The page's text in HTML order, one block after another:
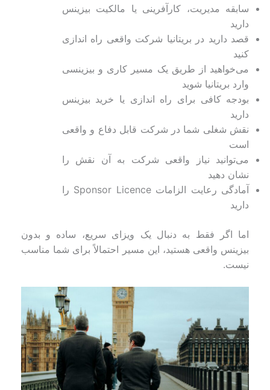
سابقه مدیریت، کارآفرینی یا مالکیت بیزینس
دارید
قصد دارید در بریتانیا شرکت واقعی راه اندازی
کنید
می‌خواهید از طریق یک مسیر کاری و بیزینسی
وارد بریتانیا شوید
بودجه کافی برای راه اندازی یا خرید بیزینس
دارید
نقش شغلی شما در شرکت قابل دفاع و واقعی
است
می‌توانید نیاز واقعی شرکت به آن نقش را
نشان دهید
آمادگی رعایت الزامات Sponsor Licence را
دارید
اما اگر فقط به دنبال یک ویزای سریع، ساده و بدون
بیزینس واقعی هستید، این مسیر احتمالاً برای شما مناسب
نیست.